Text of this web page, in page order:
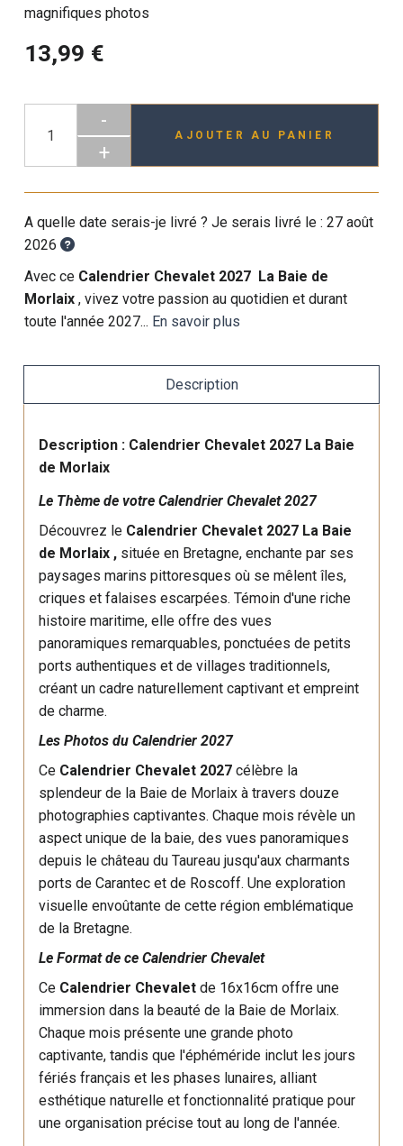
magnifiques photos
13,99 €
-
+
AJOUTER AU PANIER
A quelle date serais-je livré ? Je serais livré le :27 août
2026
Avec ce Calendrier Chevalet 2027 La Baie de
Morlaix , vivez votre passion au quotidien et durant
toute l'année 2027... En savoir plus
Description
Description : Calendrier Chevalet 2027 La Baie
de Morlaix
Le Thème de votre Calendrier Chevalet 2027
Découvrez le Calendrier Chevalet 2027 La Baie
de Morlaix , située en Bretagne, enchante par ses
paysages marins pittoresques où se mêlent îles,
criques et falaises escarpées. Témoin d'une riche
histoire maritime, elle offre des vues
panoramiques remarquables, ponctuées de petits
ports authentiques et de villages traditionnels,
créant un cadre naturellement captivant et empreint
de charme.
Les Photos du Calendrier 2027
Ce Calendrier Chevalet 2027 célèbre la
splendeur de la Baie de Morlaix à travers douze
photographies captivantes. Chaque mois révèle un
aspect unique de la baie, des vues panoramiques
depuis le château du Taureau jusqu'aux charmants
ports de Carantec et de Roscoff. Une exploration
visuelle envoûtante de cette région emblématique
de la Bretagne.
Le Format de ce Calendrier Chevalet
Ce Calendrier Chevalet de 16x16cm offre une
immersion dans la beauté de la Baie de Morlaix.
Chaque mois présente une grande photo
captivante, tandis que l'éphéméride inclut les jours
fériés français et les phases lunaires, alliant
esthétique naturelle et fonctionnalité pratique pour
une organisation précise tout au long de l'année.